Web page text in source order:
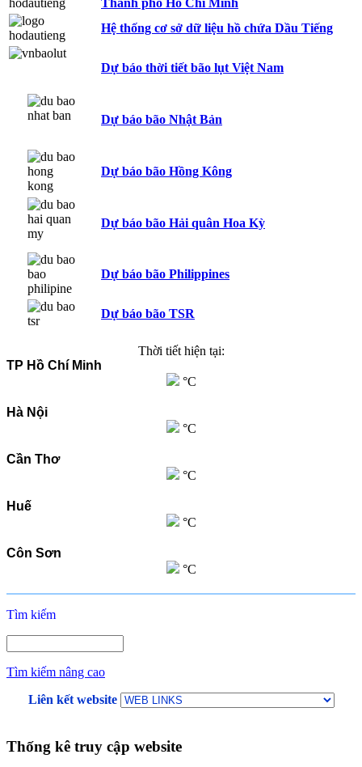
Thành phố Hồ Chí Minh
Hệ thống cơ sở dữ liệu hồ chứa Dầu Tiếng
Dự báo thời tiết bão lụt Việt Nam
Dự báo bão Nhật Bản
Dự báo bão Hồng Kông
Dự báo bão Hải quân Hoa Kỳ
Dự báo bão Philippines
Dự báo bão TSR
Thời tiết hiện tại:
TP Hồ Chí Minh
°C
Hà Nội
°C
Cần Thơ
°C
Huế
°C
Côn Sơn
°C
Tìm kiếm
Tìm kiếm nâng cao
Liên kết website
Thống kê truy cập website